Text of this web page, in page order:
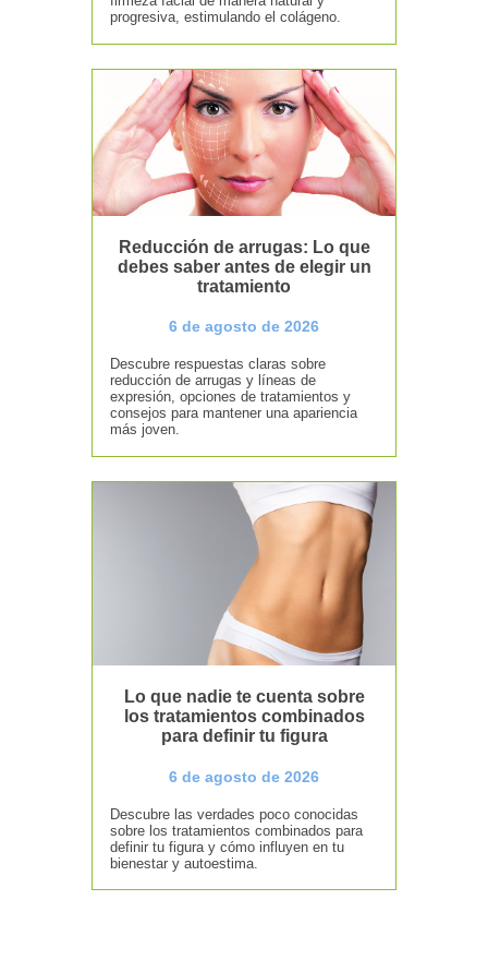
progresiva, estimulando el colágeno.
Reducción de arrugas: Lo que
debes saber antes de elegir un
tratamiento
6 de agosto de 2026
Descubre respuestas claras sobre
reducción de arrugas y líneas de
expresión, opciones de tratamientos y
consejos para mantener una apariencia
más joven.
Lo que nadie te cuenta sobre
los tratamientos combinados
para definir tu figura
6 de agosto de 2026
Descubre las verdades poco conocidas
sobre los tratamientos combinados para
definir tu figura y cómo influyen en tu
bienestar y autoestima.